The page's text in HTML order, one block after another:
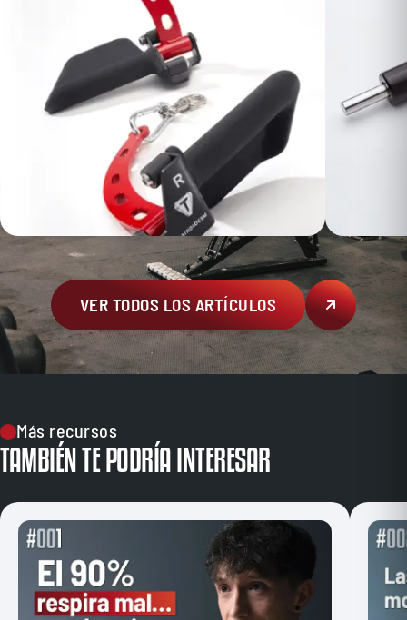
VER TODOS LOS ARTÍCULOS
Más recursos
TAMBIÉN TE PODRÍA INTERESAR